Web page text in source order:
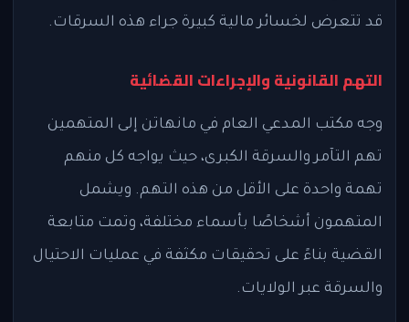
قد تتعرض لخسائر مالية كبيرة جراء هذه السرقات.
التهم القانونية والإجراءات القضائية
وجه مكتب المدعي العام في مانهاتن إلى المتهمين
تهم التآمر والسرقة الكبرى، حيث يواجه كل منهم
تهمة واحدة على الأقل من هذه التهم. ويشمل
المتهمون أشخاصًا بأسماء مختلفة، وتمت متابعة
القضية بناءً على تحقيقات مكثفة في عمليات الاحتيال
والسرقة عبر الولايات.